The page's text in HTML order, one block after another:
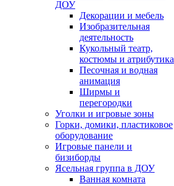
ДОУ
Декорации и мебель
Изобразительная
деятельность
Кукольный театр,
костюмы и атрибутика
Песочная и водная
анимация
Ширмы и
перегородки
Уголки и игровые зоны
Горки, домики, пластиковое
оборудование
Игровые панели и
бизиборды
Ясельная группа в ДОУ
Ванная комната